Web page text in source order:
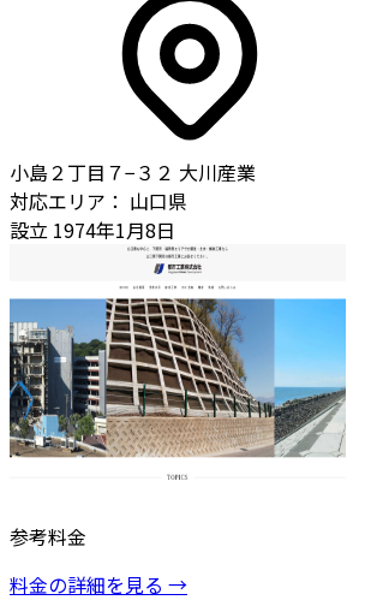
小島２丁目７−３２ 大川産業
対応エリア： 山口県
設立 1974年1月8日
参考料金
料金の詳細を見る →